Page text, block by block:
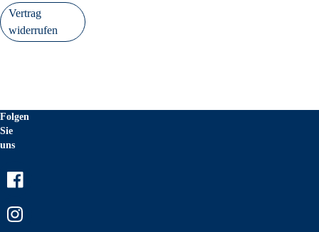
Vertrag
widerrufen
Folgen
Sie
uns